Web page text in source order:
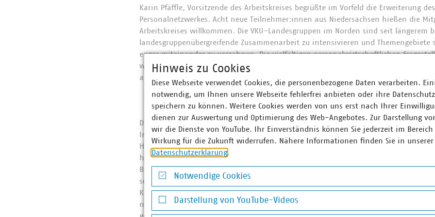
Karin Pfäffle, Vorsitzende des Arbeitskreises begrüßte im Vorfeld die Erweiterung
Personalnetzwerkes. Acht neue Teilnehmer:innen aus Niedersachsen hießen die
Arbeitskreises willkommen. Die VKU-Landesgruppen im Norden sind seit längerem
landesgruppenübergreifende Zusammenarbeit zu intensivieren und Themengebiete
enger miteinander zu verzahnen. Die vielfältigen personalwirtschaftlichen
weitreichende Anknüpfungspunkte und eine gute Möglichkeit die Zusammenarbeit
auszubauen.
Die fünfte Sitzung des Arbeitskreises Personal stand unter dem Schwerpunkt
Impulsen von Andrea Bahde, Stromnetz Hamburg und Dr. Stefan Thole, VKU e.V. zu
Herausforderungen digitaler Bewerbungsgespräche wurde eines deutlich: Auch bei
hat die Corona-Pandemie einiges verändert. Bewerbungsgespräche und
Beginn der Pandemie nahezu komplett in digitale Formate übertragen. Folge- oder
so vor Ort umsetzbar – allerdings weiterhin in persönlicher Form erwünscht. Ein
Kennenlernen der Bewerber:innen, der Führungskraft und des Unternehmens sei
nicht zu ersetzen und von großem Vorteil für eine langfristig erfolgreiche Besetzung,
Hinweis zu Cookies
Diese Webseite verwendet Cookies, die personenbezogene Daten verarbeiten.
notwendig, um Ihnen unsere Webseite fehlerfrei anbieten oder ihre
speichern zu können. Weitere Cookies werden von uns erst nach Ihrer
dienen zur Auswertung und Optimierung des Web-Angebotes. Zur Darstellung
wir die Dienste von YouTube. Ihr Einverständnis können Sie jederzeit im
Wirkung für die Zukunft widerrufen. Nähere Informationen finden Sie in unserer
Datenschutzerklärung.
Notwendige Cookies
Notwendige Cookies
Darstellung von YouTube-Videos
Darstellung von YouTube-Videos